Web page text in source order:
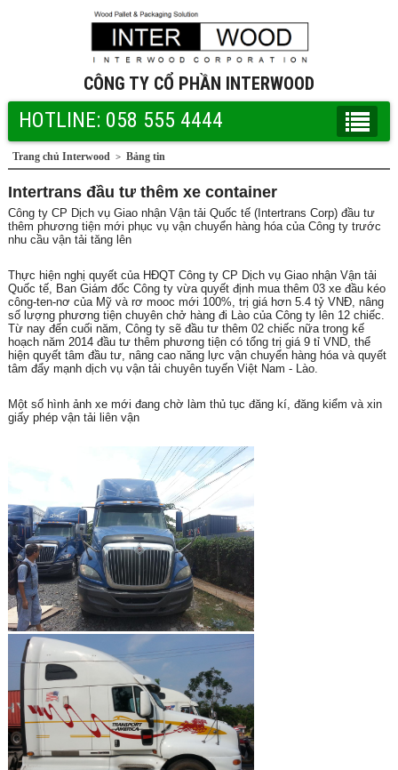
CÔNG TY CỔ PHẦN INTERWOOD
HOTLINE: 058 555 4444
Trang chủ Interwood > Bảng tin
Intertrans đầu tư thêm xe container
Công ty CP Dịch vụ Giao nhận Vận tải Quốc tế (Intertrans Corp) đầu tư
thêm phương tiện mới phục vụ vận chuyển hàng hóa của Công ty trước
nhu cầu vận tải tăng lên
Thực hiện nghị quyết của HĐQT Công ty CP Dịch vụ Giao nhận Vận tải
Quốc tế, Ban Giám đốc Công ty vừa quyết định mua thêm 03 xe đầu kéo
công-ten-nơ của Mỹ và rơ mooc mới 100%, trị giá hơn 5.4 tỷ VNĐ, nâng
số lượng phương tiện chuyên chở hàng đi Lào của Công ty lên 12 chiếc.
Từ nay đến cuối năm, Công ty sẽ đầu tư thêm 02 chiếc nữa trong kế
hoạch năm 2014 đầu tư thêm phương tiện có tổng trị giá 9 tỉ VND, thể
hiện quyết tâm đầu tư, nâng cao năng lực vận chuyển hàng hóa và quyết
tâm đẩy mạnh dịch vụ vận tải chuyên tuyến Việt Nam - Lào.
Một số hình ảnh xe mới đang chờ làm thủ tục đăng kí, đăng kiểm và xin
giấy phép vận tải liên vận